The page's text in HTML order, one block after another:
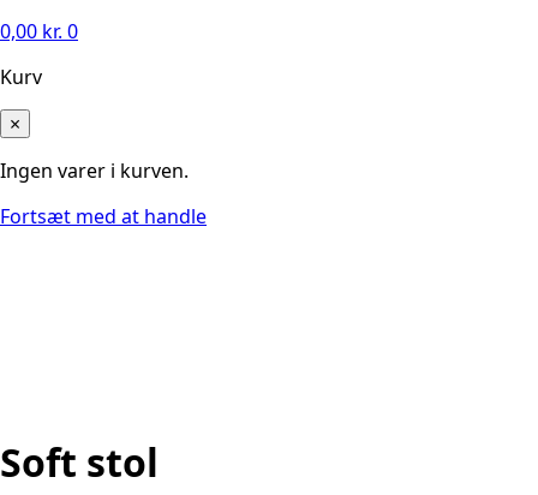
0,00 kr. 0
Kurv
×
Ingen varer i kurven.
Fortsæt med at handle
Soft stol